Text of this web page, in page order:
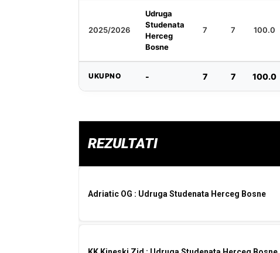
2025/2026
Udruga
Studenata
Herceg
Bosne
7 7 100.0
UKUPNO - 7 7 100.0
REZULTATI
Adriatic OG : Udruga Studenata Herceg Bosne